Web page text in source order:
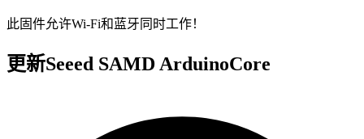
此固件允许Wi-Fi和蓝牙同时工作！
更新Seeed SAMD ArduinoCore